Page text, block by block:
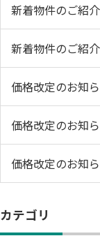
新着物件のご紹
新着物件のご紹
価格改定のお知
価格改定のお知
価格改定のお知
カテゴリ